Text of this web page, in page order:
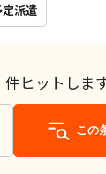
派遣
件ヒットしま
この